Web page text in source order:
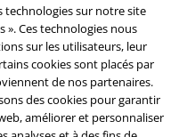
technologies sur notre site
». Ces technologies nous
sur les utilisateurs, leur
cookies sont placés par
de nos partenaires.
des cookies pour garantir
améliorer et personnaliser